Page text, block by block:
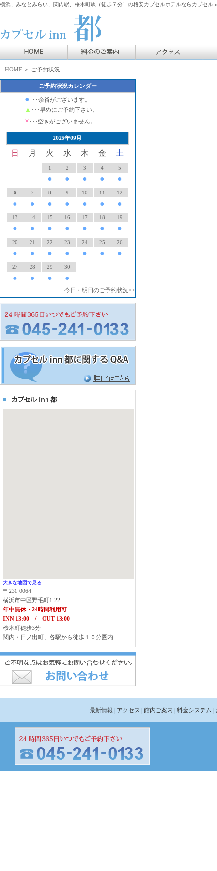
横浜、みなとみらい、関内駅、桜木町駅（徒歩７分）の格安カプセルホテルならカプセル
HOME ＞ ご予約状況
ご予約状況カレンダー
● ･･･余裕がございます。
▲ ･･･早めにご予約下さい。
× ･･･空きがございません。
2026年09月
日 月 火 水 木 金 土
1
●
2
●
3
●
4
●
5
●
6
●
7
●
8
●
9
●
10
●
11
●
12
●
13
●
14
●
15
●
16
●
17
●
18
●
19
●
20
●
21
●
22
●
23
●
24
●
25
●
26
●
27
●
28
●
29
●
30
●
今日・明日のご予約状況>>
大きな地図で見る
〒231-0064
横浜市中区野毛町1-22
年中無休・24時間利用可
INN 13:00 / OUT 13:00
桜木町徒歩3分
関内・日ノ出町、各駅から徒歩１０分圏内
最新情報 | アクセス | 館内ご案内 | 料金システム